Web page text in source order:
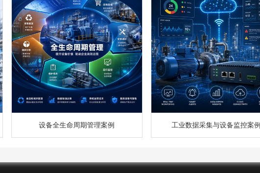
设备全生命周期管理案例 工业数据采集与设备监控案例